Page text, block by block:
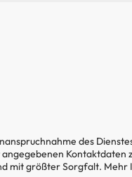
des
Kontaktdaten
mit größter Sorgfalt.